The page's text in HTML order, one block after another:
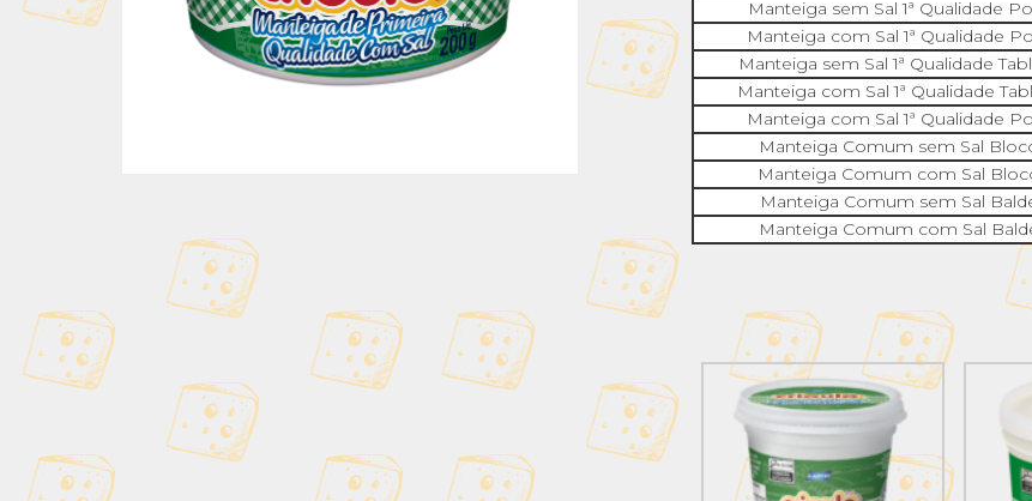
Manteiga sem Sal 1ª Qualidade
Manteiga com Sal 1ª Qualidade
Manteiga sem Sal 1ª Qualidade
Manteiga com Sal 1ª Qualidade
Manteiga com Sal 1ª Qualidade
Manteiga Comum sem Sal
Manteiga Comum com Sal
Manteiga Comum sem Sal
Manteiga Comum com Sal